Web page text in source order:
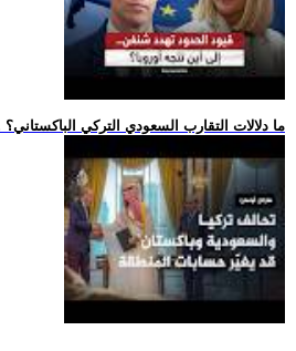
.. ما دلالات التقارب السعودي التركي الباكستاني؟